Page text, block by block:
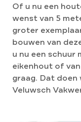
Of u nu een
wenst van 5
groter
bouwen van
u nu een schuur
eikenhout of
graag. Dat
Veluwsch